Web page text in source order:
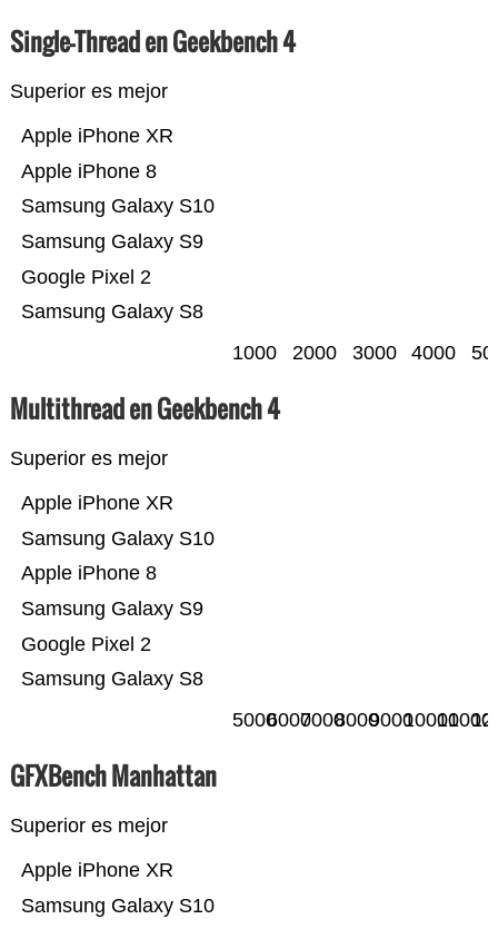
Single-Thread en Geekbench 4
Superior es mejor
Samsung Galaxy S8
Google Pixel 2
Samsung Galaxy S9
Samsung Galaxy S10
Apple iPhone 8
Apple iPhone XR
1000 2000 3000 4000
Multithread en Geekbench 4
Superior es mejor
Samsung Galaxy S8
Google Pixel 2
Samsung Galaxy S9
Apple iPhone 8
Samsung Galaxy S10
Apple iPhone XR
500060007000800090001000011000
GFXBench Manhattan
Superior es mejor
Samsung Galaxy S10
Apple iPhone XR